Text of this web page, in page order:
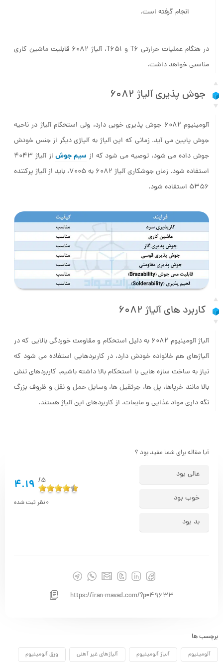
انجام گرفته است.
در هنگام عملیات حرارتی T6 و T651، آلیاژ 6082 قابلیت ماشین کاری
مناسبی خواهد داشت.
جوش پذیری آلیاژ 6082
آلومینیوم 6082 جوش پذیری خوبی دارد، ولی استحکام آلیاژ در ناحیه
جوش پایین می آید. زمانی که این آلیاژ به آلیاژی دیگر از جنس خودش
جوش داده می شود، توصیه می شود که از سیم جوش
از آلیاژ 4043
استفاده شود. زمان جوشکاری آلیاژ 6082 به 7005، باید از آلیاژ پرکننده
5356 استفاده شود.
کاربرد های آلیاژ 6082
آلیاژ آلومینیوم 6082 به دلیل استحکام و مقاومت خوردگی بالایی که در
آلیاژهای هم خانواده خودش دارد، در کاربردهایی استفاده می شود که
نیاز به ساخت سازه هایی با استحکام بالا داشته باشیم. کاربردهای تنش
بالا مانند خرپاها، پل ها، جرثقیل ها، وسایل حمل و نقل و ظروف بزرگ
نگه داری مواد غذایی و مایعات، از کاربردهای این آلیاژ هستند.
آیا مقاله برای شما مفید بود ؟
عالی بود
خوب بود
بد بود
5/
4.19
0نظر ثبت شده
https://iran-mavad.com/?p=49633
برچسب ها
آلومینیوم آلیاژ آلومینیوم آلیاژهای غیر آهنی ورق آلومینیوم